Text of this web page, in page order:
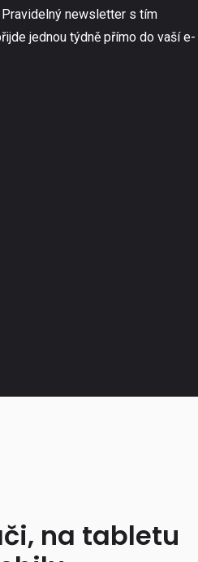
newsletter s tím
jednou týdně přímo do vaší e-
na tabletu